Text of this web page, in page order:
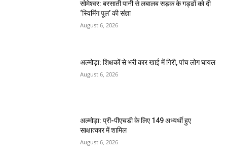
सोमेश्वर: बरसाती पानी से लबालब सड़क के गड्ढों को दी
‘स्विमिंग पूल’ की संज्ञा
August 6, 2026
अल्मोड़ा: शिक्षकों से भरी कार खाई में गिरी, पांच लोग घायल
August 6, 2026
अल्मोड़ा: प्री-पीएचडी के लिए 149 अभ्यर्थी हुए
साक्षात्कार में शामिल
August 6, 2026